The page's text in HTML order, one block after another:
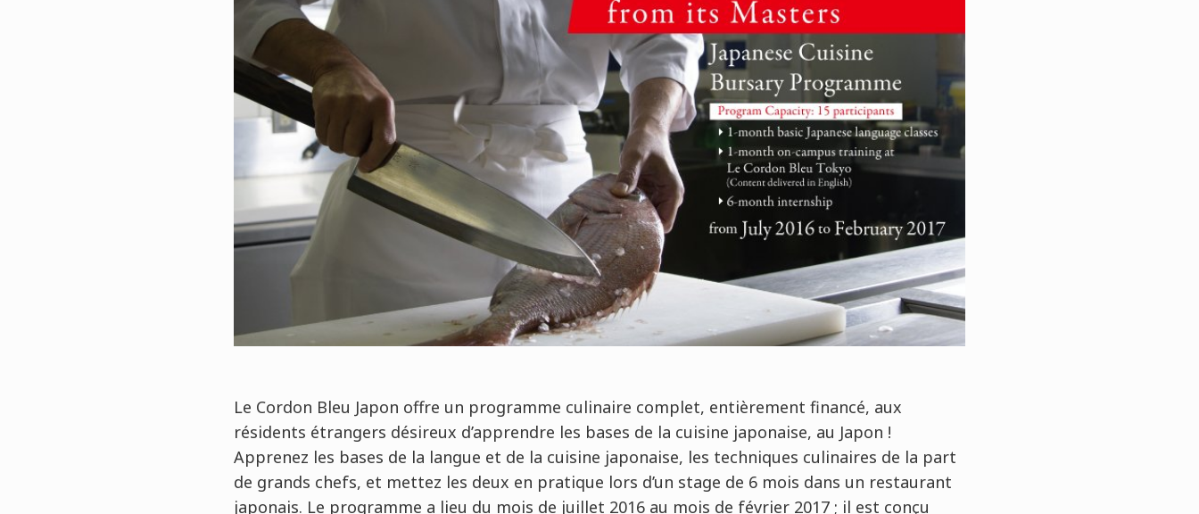
Le Cordon Bleu Japon offre un programme culinaire complet, entièrement financé, aux
résidents étrangers désireux d’apprendre les bases de la cuisine japonaise, au Japon !
Apprenez les bases de la langue et de la cuisine japonaise, les techniques culinaires de la part
de grands chefs, et mettez les deux en pratique lors d’un stage de 6 mois dans un restaurant
japonais. Le programme a lieu du mois de juillet 2016 au mois de février 2017 ; il est conçu